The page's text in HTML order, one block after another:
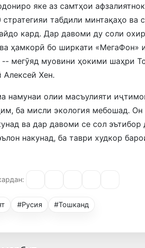
яке аз самтҳои
табдили минтақаҳо ва
кард. Дар давоми ду соли
ҳамкорӣ бо ширкати «МегаФон»
-- мегӯяд муовини ҳокими шаҳри
Алексей Хен.
намунаи олии масъулияти
ба мисли экология мебошад.
ва дар давоми се сол
накунад, ба таври худкор
#Русия #Тошканд